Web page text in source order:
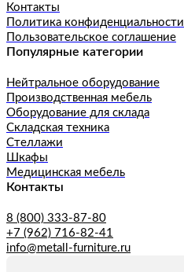
Контакты
Политика конфиденциальности
Пользовательское соглашение
Популярные категории
Нейтральное оборудование
Производственная мебель
Оборудование для склада
Складская техника
Стеллажи
Шкафы
Медицинская мебель
Контакты
8 (800) 333-87-80
+7 (962) 716-82-41
info@metall-furniture.ru